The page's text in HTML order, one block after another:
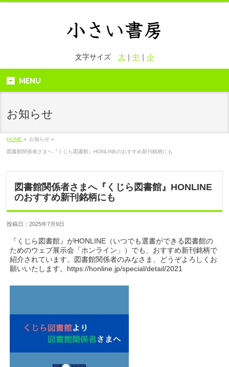
文字サイズ 大｜ 中 ｜ 小
MENU
お知らせ
HOME » お知らせ »
図書館関係者さまへ『くじら図書館』HONLINEのおすすめ新刊銘柄にも
図書館関係者さまへ『くじら図書館』HONLINE
のおすすめ新刊銘柄にも
投稿日：2025年7月9日
『くじら図書館』がHONLINE（いつでも選書ができる図書館の
ためのウェブ展示会「ホンライン」）でも、おすすめ新刊銘柄で
紹介されています。図書館関係者のみなさま、どうぞよろしくお
願いいたします。https://honline.jp/special/detail/2021